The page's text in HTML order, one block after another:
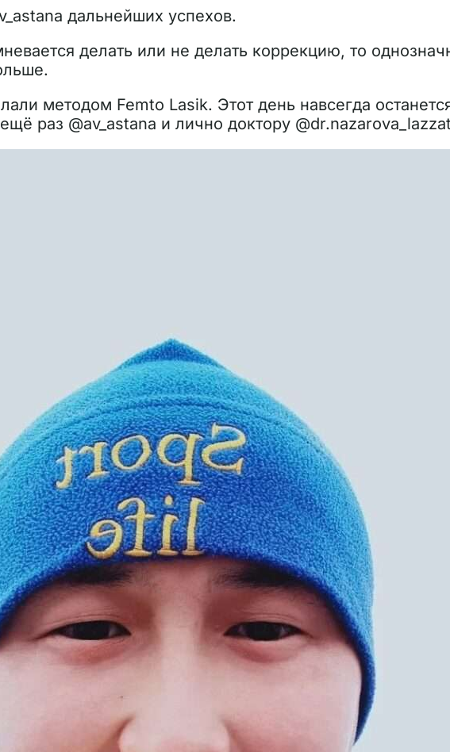
дальнейших успехов.
делать или не делать коррекцию, то
методом Femto Lasik. Этот день навсегда
раз @av_astana и лично доктору